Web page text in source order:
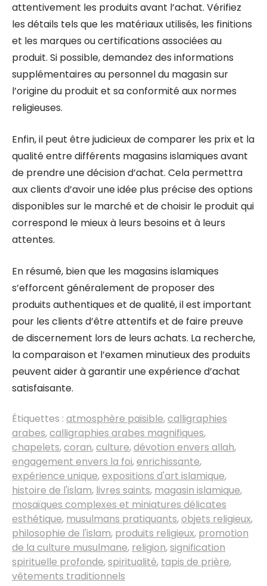
attentivement les produits avant l’achat. Vérifiez
les détails tels que les matériaux utilisés, les finitions
et les marques ou certifications associées au
produit. Si possible, demandez des informations
supplémentaires au personnel du magasin sur
l’origine du produit et sa conformité aux normes
religieuses.
Enfin, il peut être judicieux de comparer les prix et la
qualité entre différents magasins islamiques avant
de prendre une décision d’achat. Cela permettra
aux clients d’avoir une idée plus précise des options
disponibles sur le marché et de choisir le produit qui
correspond le mieux à leurs besoins et à leurs
attentes.
En résumé, bien que les magasins islamiques
s’efforcent généralement de proposer des
produits authentiques et de qualité, il est important
pour les clients d’être attentifs et de faire preuve
de discernement lors de leurs achats. La recherche,
la comparaison et l’examen minutieux des produits
peuvent aider à garantir une expérience d’achat
satisfaisante.
Étiquettes : atmosphère paisible,calligraphies
arabes,calligraphies arabes magnifiques,
chapelets,coran,culture,dévotion envers allah,
engagement envers la foi,enrichissante,
expérience unique,expositions d'art islamique,
histoire de l'islam, livres saints, magasin islamique,
mosaïques complexes et miniatures délicates
esthétique, musulmans pratiquants,objets religieux,
philosophie de l'islam, produits religieux, promotion
de la culture musulmane, religion,signification
spirituelle profonde,spiritualité, tapis de prière,
vêtements traditionnels